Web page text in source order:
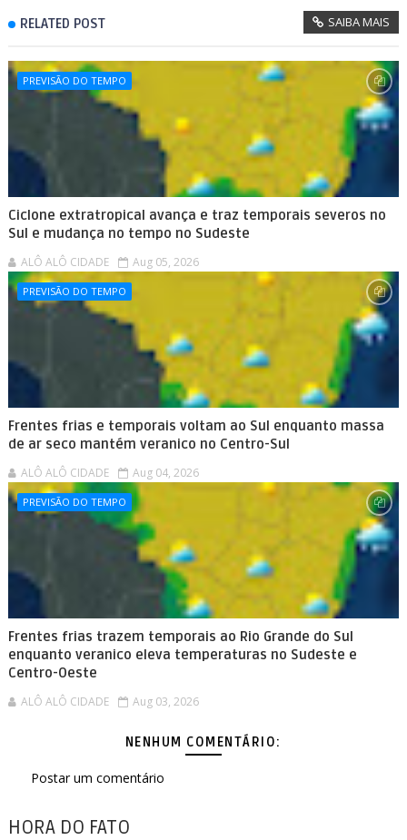
RELATED POST SAIBA MAIS
PREVISÃO DO TEMPO
Ciclone extratropical avança e traz temporais severos no
Sul e mudança no tempo no Sudeste
ALÔ ALÔ CIDADE Aug 05, 2026
PREVISÃO DO TEMPO
Frentes frias e temporais voltam ao Sul enquanto massa
de ar seco mantém veranico no Centro-Sul
ALÔ ALÔ CIDADE Aug 04, 2026
PREVISÃO DO TEMPO
Frentes frias trazem temporais ao Rio Grande do Sul
enquanto veranico eleva temperaturas no Sudeste e
Centro-Oeste
ALÔ ALÔ CIDADE Aug 03, 2026
NENHUM COMENTÁRIO:
Postar um comentário
HORA DO FATO